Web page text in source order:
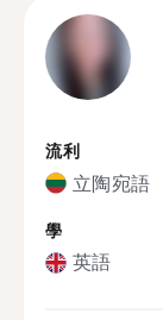
流利
立陶宛語
學
英語